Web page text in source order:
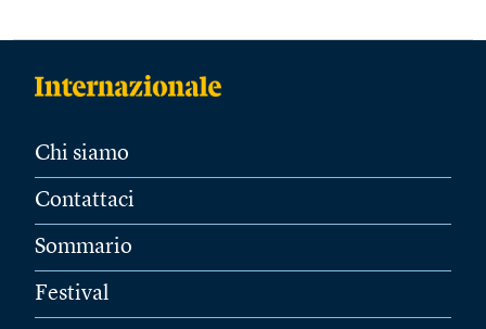
Chi siamo
Contattaci
Sommario
Festival